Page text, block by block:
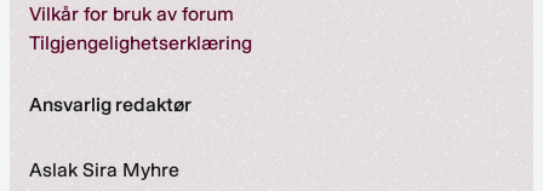
Vilkår for bruk av forum
Tilgjengelighetserklæring
Ansvarlig redaktør
Aslak Sira Myhre